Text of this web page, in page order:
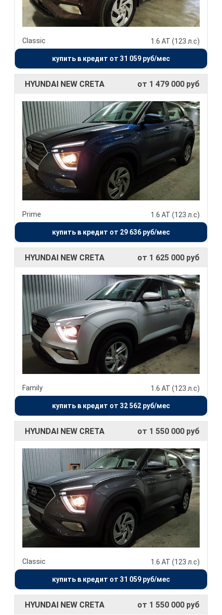
Classic 1.6 АТ (123 л.с)
купить в кредит от 31 059 руб/мес
HYUNDAI NEW CRETA от 1 479 000 руб
Prime 1.6 АТ (123 л.с)
купить в кредит от 29 636 руб/мес
HYUNDAI NEW CRETA от 1 625 000 руб
Family 1.6 АТ (123 л.с)
купить в кредит от 32 562 руб/мес
HYUNDAI NEW CRETA от 1 550 000 руб
Classic 1.6 АТ (123 л.с)
купить в кредит от 31 059 руб/мес
HYUNDAI NEW CRETA от 1 550 000 руб